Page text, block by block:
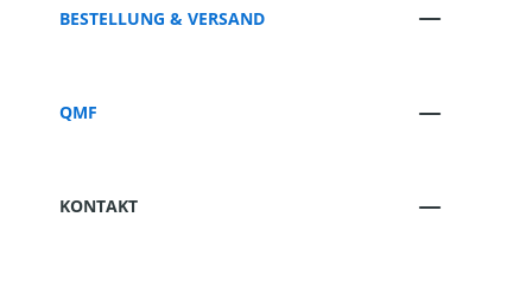
BESTELLUNG & VERSAND
QMF
KONTAKT